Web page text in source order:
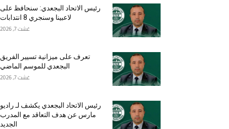
رئيس الاتحاد البجعدي: سنحافظ على
لاعبينا وسنجري 8 انتدابات
غشت 7, 2026
تعرف على ميزانية تسيير الفريق
البجعدي للموسم الماضي
غشت 7, 2026
رئيس الاتحاد البجعدي يكشف لـ راديو
مارس عن هدف التعاقد مع المدرب
الجديد